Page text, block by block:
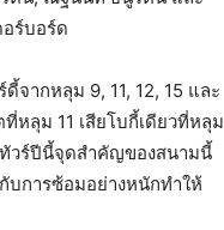
ร์บอร์ด
จากหลุม 9, 11, 12, 15 และ
หลุม 11 เสียโบกี้เดียวที่หลุม
ทัวร์ปีนี้จุดสำคัญของสนามนี้
บการซ้อมอย่างหนักทำให้